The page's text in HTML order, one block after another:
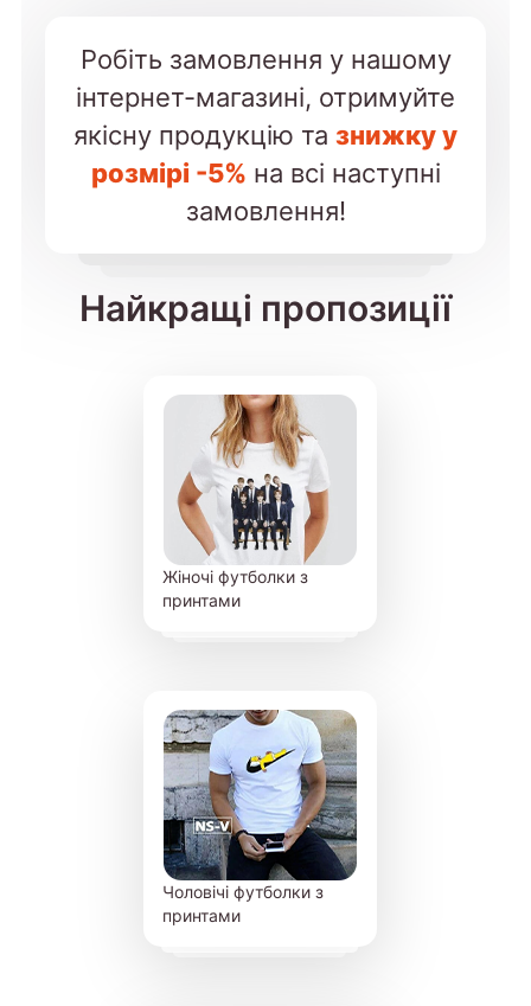
Робіть замовлення у нашому
інтернет-магазині, отримуйте
якісну продукцію та знижку у
розмірі -5% на всі наступні
замовлення!
Найкращі пропозиції
Жіночі футболки з
принтами
Чоловічі футболки з
принтами